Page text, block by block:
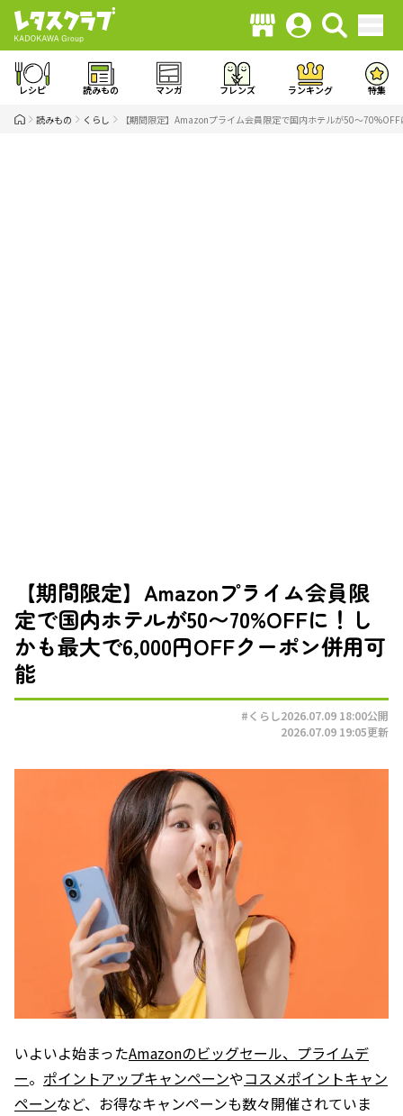
レシピ 読みもの マンガ フレンズ ランキング 特集
読みもの くらし 【期間限定】Amazonプライム会員限定で国内ホテルが50〜
【期間限定】Amazonプライム会員限
定で国内ホテルが50〜70%OFFに！し
かも最大で6,000円OFFクーポン併用可
能
#くらし2026.07.09 18:00公開
2026.07.09 19:05更新
いよいよ始まったAmazonのビッグセール、プライムデ
ー。 ポイントアップキャンペーンやコスメポイントキャン
ペーンなど、お得なキャンペーンも数々開催されていま